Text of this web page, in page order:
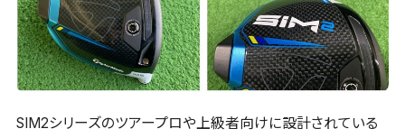
SIM2シリーズのツアープロや上級者向けに設計されている